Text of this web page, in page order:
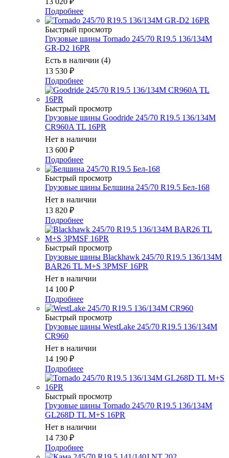
Подробнее
Быстрый просмотр
Грузовые шины Tornado 245/70 R19.5 136/134M
GR-D2 16PR
Есть в наличии (4)
13 530 ₽
Подробнее
Быстрый просмотр
Грузовые шины Goodride 245/70 R19.5 136/134M
CR960A TL 16PR
Нет в наличии
13 600 ₽
Подробнее
Быстрый просмотр
Грузовые шины Белшина 245/70 R19.5 Бел-168
Нет в наличии
13 820 ₽
Подробнее
Быстрый просмотр
Грузовые шины Blackhawk 245/70 R19.5 136/134M
BAR26 TL M+S 3PMSF 16PR
Нет в наличии
14 100 ₽
Подробнее
Быстрый просмотр
Грузовые шины WestLake 245/70 R19.5 136/134M
CR960
Нет в наличии
14 190 ₽
Подробнее
Быстрый просмотр
Грузовые шины Tornado 245/70 R19.5 136/134M
GL268D TL M+S 16PR
Нет в наличии
14 730 ₽
Подробнее